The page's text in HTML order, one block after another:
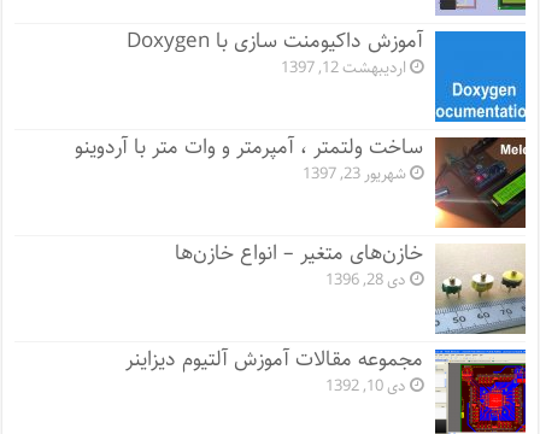
آموزش داکیومنت سازی با Doxygen
اردیبهشت 12, 1397
ساخت ولتمتر ، آمپرمتر و وات متر با آردوینو
شهریور 23, 1397
خازن‌های متغیر – انواع خازن‌ها
دی 28, 1396
مجموعه مقالات آموزش آلتیوم دیزاینر
دی 10, 1392